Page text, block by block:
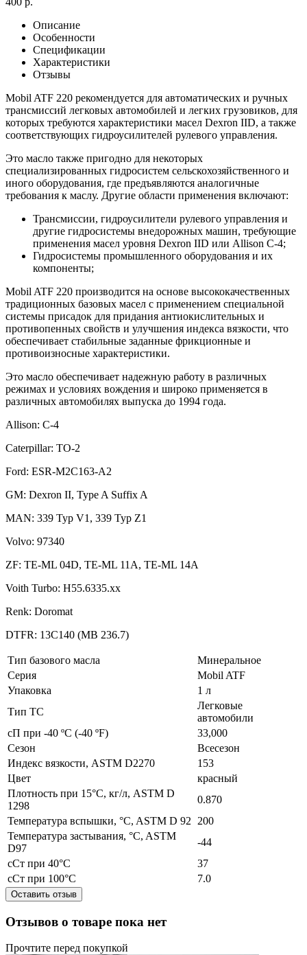
Описание
Особенности
Спецификации
Характеристики
Отзывы
Mobil ATF 220 рекомендуется для автоматических и ручных
трансмиссий легковых автомобилей и легких грузовиков, для
которых требуются характеристики масел Dexron IID, а также
соответствующих гидроусилителей рулевого управления.
Это масло также пригодно для некоторых
специализированных гидросистем сельскохозяйственного и
иного оборудования, где предъявляются аналогичные
требования к маслу. Другие области применения включают:
Трансмиссии, гидроусилители рулевого управления и
другие гидросистемы внедорожных машин, требующие
применения масел уровня Dexron IID или Allison C-4;
Гидросистемы промышленного оборудования и их
компоненты;
Mobil ATF 220 производится на основе высококачественных
традиционных базовых масел с применением специальной
системы присадок для придания антиокислительных и
противопенных свойств и улучшения индекса вязкости, что
обеспечивает стабильные заданные фрикционные и
противоизносные характеристики.
Это масло обеспечивает надежную работу в различных
режимах и условиях вождения и широко применяется в
различных автомобилях выпуска до 1994 года.
Allison: C-4
Caterpillar: TO-2
Ford: ESR-M2C163-A2
GM: Dexron II, Type A Suffix A
MAN: 339 Typ V1, 339 Typ Z1
Volvo: 97340
ZF: TE-ML 04D, TE-ML 11A, TE-ML 14A
Voith Turbo: H55.6335.xx
Renk: Doromat
DTFR: 13С140 (MB 236.7)
Тип базового масла
Минеральное
Серия
Mobil ATF
Упаковка
1 л
Тип ТС
Легковые
автомобили
сП при -40 ºC (-40 ºF)
33,000
Сезон
Всесезон
Индекс вязкости, ASTM D2270
153
Цвет
красный
Плотность при 15°C, кг/л, АSTM D
1298
0.870
Температура вспышки, °C, ASTM D 92
200
Температура застывания, °C, ASTM
D97
-44
сСт при 40°C
37
сСт при 100°C
7.0
Оставить отзыв
Отзывов о товаре пока нет
Прочтите перед покупкой